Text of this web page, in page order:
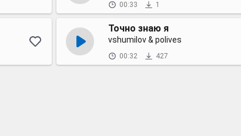
00:33 1
Точно знаю я
vshumilov & polives
00:32 427